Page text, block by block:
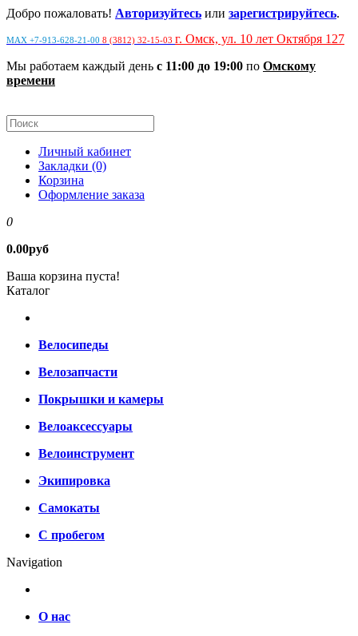
Добро пожаловать! Авторизуйтесь или зарегистрируйтесь.
MAX +7-913-628-21-00 8 (3812) 32-15-03 г. Омск, ул. 10 лет Октября 127
Мы работаем каждый день с 11:00 до 19:00 по Омскому
времени
Личный кабинет
Закладки (0)
Корзина
Оформление заказа
0
0.00руб
Ваша корзина пуста!
Каталог
Велосипеды
Велозапчасти
Покрышки и камеры
Велоаксессуары
Велоинструмент
Экипировка
Самокаты
С пробегом
Navigation
О нас